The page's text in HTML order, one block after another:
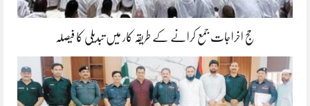
حج اخراجات جمع کرانے کے طریقہ کار میں تبدیلی کا فیصلہ